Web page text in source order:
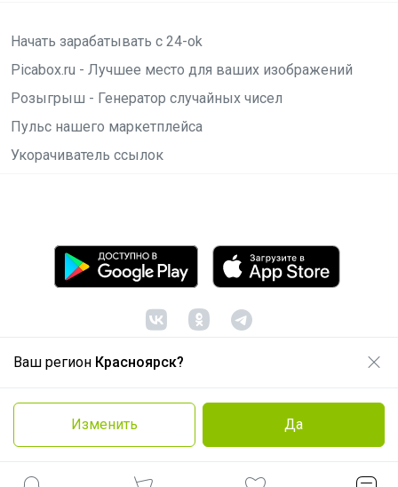
Ваш регион Красноярск?
Изменить Да
Начать зарабатывать с 24-ok
Picabox.ru - Лучшее место для ваших изображений
Розыгрыш - Генератор случайных чисел
Пульс нашего маркетплейса
Укорачиватель ссылок
© ООО "Лявита", ОГРН 1122468054070, 2012 -2026
Политика конфиденциальности
Cоглашение пользователя